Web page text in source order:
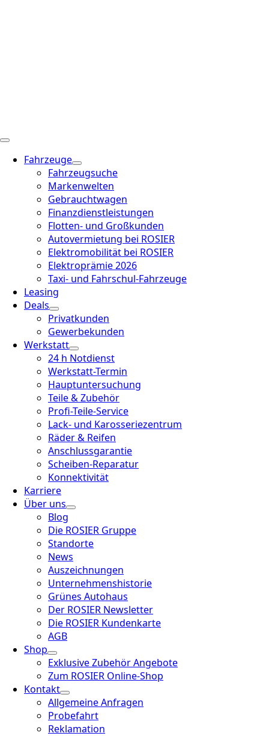
Fahrzeuge
Fahrzeugsuche
Markenwelten
Gebrauchtwagen
Finanzdienstleistungen
Flotten- und Großkunden
Autovermietung bei ROSIER
Elektromobilität bei ROSIER
Elektroprämie 2026
Taxi- und Fahrschul-Fahrzeuge
Leasing
Deals
Privatkunden
Gewerbekunden
Werkstatt
24 h Notdienst
Werkstatt-Termin
Hauptuntersuchung
Teile & Zubehör
Profi-Teile-Service
Lack- und Karosseriezentrum
Räder & Reifen
Anschlussgarantie
Scheiben-Reparatur
Konnektivität
Karriere
Über uns
Blog
Die ROSIER Gruppe
Standorte
News
Auszeichnungen
Unternehmenshistorie
Grünes Autohaus
Der ROSIER Newsletter
Die ROSIER Kundenkarte
AGB
Shop
Exklusive Zubehör Angebote
Zum ROSIER Online-Shop
Kontakt
Allgemeine Anfragen
Probefahrt
Reklamation